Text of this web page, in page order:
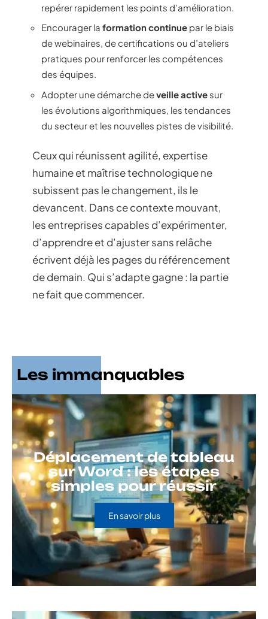
repérer rapidement les points d’amélioration.
Encourager la formation continue par le biais
de webinaires, de certifications ou d’ateliers
pratiques pour renforcer les compétences
des équipes.
Adopter une démarche deveille active sur
les évolutions algorithmiques, les tendances
du secteur et les nouvelles pistes de visibilité.
Ceux qui réunissent agilité, expertise
humaine et maîtrise technologique ne
subissent pas le changement, ils le
devancent. Dans ce contexte mouvant,
les entreprises capables d’expérimenter,
d’apprendre et d’ajuster sans relâche
écrivent déjà les pages du référencement
de demain. Qui s’adapte gagne : la partie
ne fait que commencer.
Les immanquables
Déplacement de tableau
sur Word : les étapes
simples pour réussir
En savoir plus